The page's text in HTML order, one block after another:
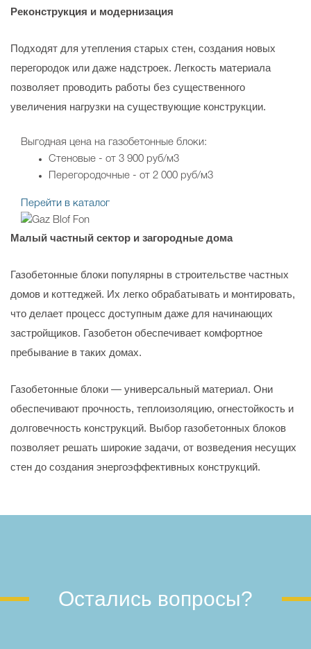
Реконструкция и модернизация
Подходят для утепления старых стен, создания новых
перегородок или даже надстроек. Легкость материала
позволяет проводить работы без существенного
увеличения нагрузки на существующие конструкции.
Выгодная цена на газобетонные блоки:
Стеновые - от 3 900 руб/м3
Перегородочные - от 2 000 руб/м3
Перейти в каталог
Малый частный сектор и загородные дома
Газобетонные блоки популярны в строительстве частных
домов и коттеджей. Их легко обрабатывать и монтировать,
что делает процесс доступным даже для начинающих
застройщиков. Газобетон обеспечивает комфортное
пребывание в таких домах.
Газобетонные блоки — универсальный материал. Они
обеспечивают прочность, теплоизоляцию, огнестойкость и
долговечность конструкций. Выбор газобетонных блоков
позволяет решать широкие задачи, от возведения несущих
стен до создания энергоэффективных конструкций.
Остались вопросы?